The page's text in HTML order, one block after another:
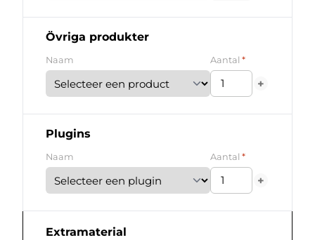
Övriga produkter
Naam Aantal *
+
Plugins
Naam Aantal *
+
Extramaterial